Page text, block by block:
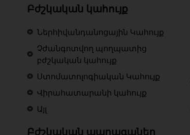
Բժշկական կահույք
Ներհիվանդանոցային Կահույք
Չժանգոտվող պողպատից
բժշկական կահույք
Ստոմատոլոգիական Կահույք
Վիրահատարանի կահույք
Այլ
Բժշկական պարագաներ